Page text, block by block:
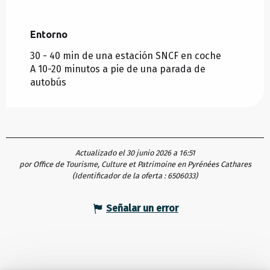
Entorno
Entorno
30 - 40 min de una estación SNCF en coche
A 10-20 minutos a pie de una parada de
autobús
Actualizado el 30 junio 2026 a 16:51
por Office de Tourisme, Culture et Patrimoine en Pyrénées Cathares
(Identificador de la oferta : 6506033)
Señalar un error